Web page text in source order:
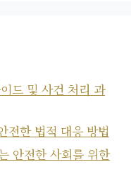
드 및 사건 처리 과
전한 법적 대응 방법
안전한 사회를 위한